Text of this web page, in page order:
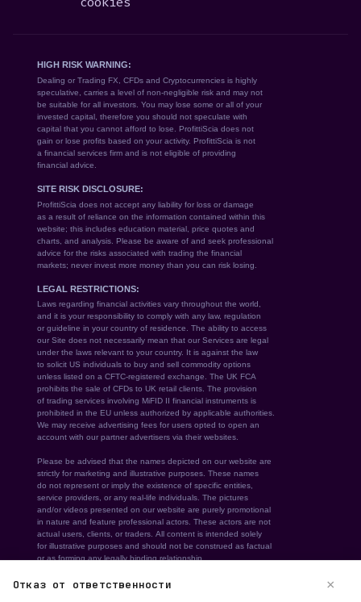
Отказ от ответственности ×